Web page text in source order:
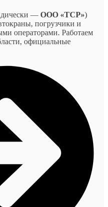
— ООО «ТСР»)
погрузчики и
операторами. Работаем
официальные